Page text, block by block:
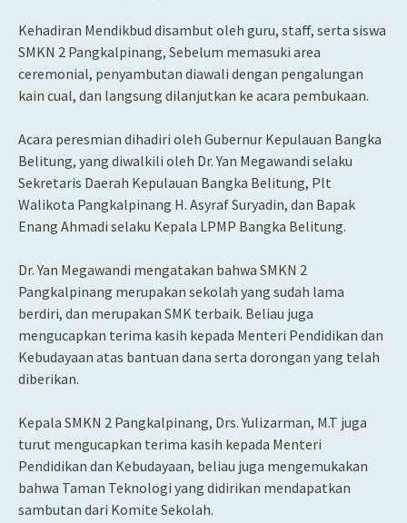
Kehadiran Mendikbud disambut oleh guru, staff, serta siswa
SMKN 2 Pangkalpinang, Sebelum memasuki area
ceremonial, penyambutan diawali dengan pengalungan
kain cual, dan langsung dilanjutkan ke acara pembukaan.
Acara peresmian dihadiri oleh Gubernur Kepulauan Bangka
Belitung, yang diwalkili oleh Dr. Yan Megawandi selaku
Sekretaris Daerah Kepulauan Bangka Belitung, Plt
Walikota Pangkalpinang H. Asyraf Suryadin, dan Bapak
Enang Ahmadi selaku Kepala LPMP Bangka Belitung.
Dr. Yan Megawandi mengatakan bahwa SMKN 2
Pangkalpinang merupakan sekolah yang sudah lama
berdiri, dan merupakan SMK terbaik. Beliau juga
mengucapkan terima kasih kepada Menteri Pendidikan dan
Kebudayaan atas bantuan dana serta dorongan yang telah
diberikan.
Kepala SMKN 2 Pangkalpinang, Drs. Yulizarman, M.T juga
turut mengucapkan terima kasih kepada Menteri
Pendidikan dan Kebudayaan, beliau juga mengemukakan
bahwa Taman Teknologi yang didirikan mendapatkan
sambutan dari Komite Sekolah.